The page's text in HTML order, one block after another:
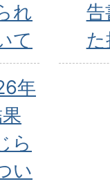
れ
て
告
年
ら
い